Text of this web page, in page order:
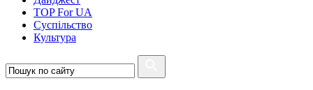
TOP For UA
Суспiльство
Культура